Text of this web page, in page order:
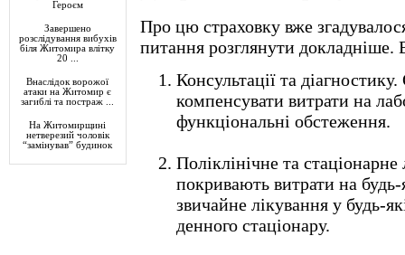
Героєм
Завершено
розслідування вибухів
біля Житомира влітку
20 ...
Внаслідок ворожої
атаки на Житомир є
загиблі та постраж ...
На Житомирщині
нетверезий чоловік
“замінував” будинок
Про цю страховку вже
питання розглянути докладніше.
Консультації та
компенсувати витрати на
функціональні обстеження.
Поліклінічне та
покривають витрати на
звичайне лікування у будь-
денного стаціонару.